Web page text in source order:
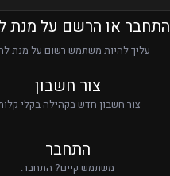
התחבר או הרשם על מנת
עליך להיות משתמש רשום על מנת
צור חשבון
צור חשבון חדש בקהילה בקלי
התחבר
משתמש קיים? התחבר.